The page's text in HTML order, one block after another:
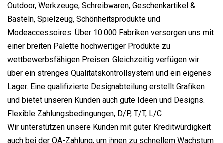
Outdoor, Werkzeuge, Schreibwaren, Geschenkartikel &
Basteln, Spielzeug, Schönheitsprodukte und
Modeaccessoires. Über 10.000 Fabriken versorgen uns mit
einer breiten Palette hochwertiger Produkte zu
wettbewerbsfähigen Preisen. Gleichzeitig verfügen wir
über ein strenges Qualitätskontrollsystem und ein eigenes
Lager. Eine qualifizierte Designabteilung erstellt Grafiken
und bietet unseren Kunden auch gute Ideen und Designs.
Flexible Zahlungsbedingungen, D/P, T/T, L/C
Wir unterstützen unsere Kunden mit guter Kreditwürdigkeit
auch bei der OA-Zahlung, um ihnen zu schnellem Wachstum